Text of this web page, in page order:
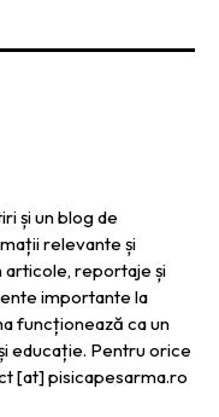
și un blog de
relevante și
articole, reportaje și
importante la
funcționează ca un
educație. Pentru orice
[at] pisicapesarma.ro